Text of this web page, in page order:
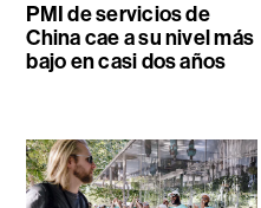
PMI de servicios de
China cae a su nivel más
bajo en casi dos años